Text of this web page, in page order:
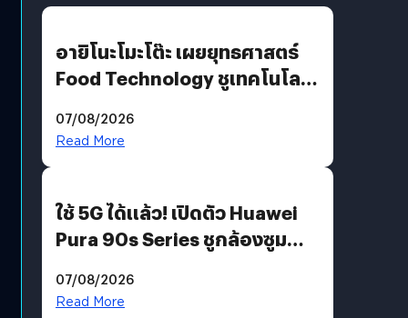
อายิโนะโมะโต๊ะ เผยยุทธศาสตร์
Food Technology ชูเทคโนโลยี
บริโภคและ B2B
07/08/2026
Read More
ใช้ 5G ได้แล้ว! เปิดตัว Huawei
Pura 90s Series ชูกล้องซูม
07/08/2026
Read More